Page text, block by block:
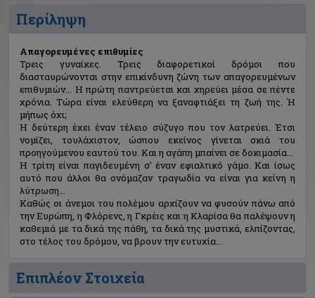
Περίληψη
Απαγορευμένες επιθυμίες
Τρεις γυναίκες. Τρεις διαφορετικοί δρόμοι που
διασταυρώνονται στην επικίνδυνη ζώνη των απαγορευμένων
επιθυμιών... Η πρώτη παντρεύεται και χηρεύει μέσα σε πέντε
χρόνια. Τώρα είναι ελεύθερη να ξαναφτιάξει τη ζωή της. Ή
μήπως όχι;
Η δεύτερη έχει έναν τέλειο σύζυγο που τον λατρεύει. Έτσι
νομίζει, τουλάχιστον, ώσπου εκείνος γίνεται σκιά του
προηγούμενου εαυτού του. Και η αγάπη μπαίνει σε δοκιμασία...
Η τρίτη είναι παγιδευμένη σ' έναν εφιαλτικό γάμο. Και ίσως
αυτό που άλλοι θα ονόμαζαν τραγωδία να είναι για κείνη η
λύτρωση...
Καθώς οι άνεμοι του πολέμου αρχίζουν να φυσούν πάνω από
την Ευρώπη, η Φλόρενς, η Γκρέις και η Κλαρίσα θα παλέψουν η
καθεμιά με τα δικά της πάθη, τα δικά της μυστικά, ελπίζοντας,
στο τέλος του δρόμου, να βρουν την ευτυχία...
Επιπλέον Στοιχεία